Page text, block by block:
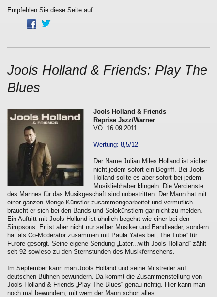
Empfehlen Sie diese Seite auf:
Jools Holland & Friends: Play The
Blues
Jools Holland & Friends
Reprise Jazz/Warner
VÖ: 16.09.2011
Wertung: 8,5/12
Der Name Julian Miles Holland ist sicher
nicht jedem sofort ein Begriff. Bei Jools
Holland sollte es aber sofort bei jedem
Musikliebhaber klingeln. Die Verdienste
des Mannes für das Musikgeschäft sind unbestritten. Der Mann hat mit
einer ganzen Menge Künstler zusammengearbeitet und vermutlich
braucht er sich bei den Bands und Solokünstlern gar nicht zu melden.
Ein Auftritt mit Jools Holland ist ähnlich begehrt wie einer bei den
Simpsons. Er ist aber nicht nur selber Musiker und Bandleader, sondern
hat als Co-Moderator zusammen mit Paula Yates bei „The Tube“ für
Furore gesorgt. Seine eigene Sendung „Later...with Jools Holland“ zählt
seit 92 sowieso zu den Sternstunden des Musikfernsehens.
Im September kann man Jools Holland und seine Mitstreiter auf
deutschen Bühnen bewundern. Da kommt die Zusammenstellung von
Jools Holland & Friends „Play The Blues“ genau richtig. Hier kann man
noch mal bewundern, mit wem der Mann schon alles